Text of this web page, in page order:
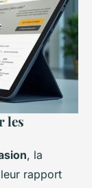
les
, la
rapport